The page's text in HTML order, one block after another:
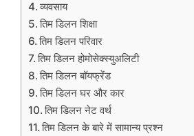
व्यवसाय
तिम डिलन शिक्षा
तिम डिलन परिवार
तिम डिलन होमोसेक्स्युअलिटी
तिम डिलन बॉयफ्रेंड
तिम डिलन घर और कार
तिम डिलन नेट वर्थ
तिम डिलन के बारे में सामान्य प्रश्न